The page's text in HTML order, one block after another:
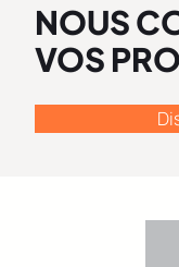
NOUS
VOS